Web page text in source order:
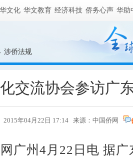
文化 华文教育 经济科技 侨务心声 华助
涉侨法规
交流协会参访广
2015年04月22日 17:14 来源： 中国侨网
州4月22日电 据广